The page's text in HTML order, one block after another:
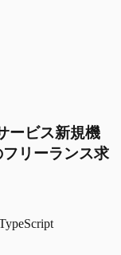
ービス新規機
リーランス求